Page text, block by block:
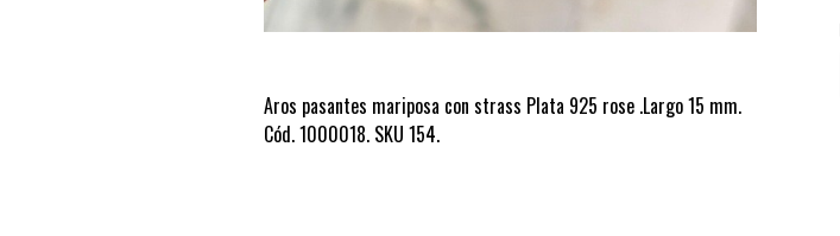
Aros pasantes mariposa con strass Plata 925 rose .Largo 15 mm.
Cód. 1000018. SKU 154.